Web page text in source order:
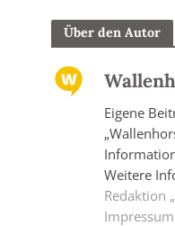
Über den Autor
Eigene
Weitere
Redaktion
Impressum